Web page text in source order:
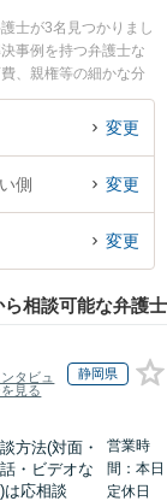
士が3名見つかりまし
事例を持つ弁護士な
、親権等の細かな分
務所の田口 博貴弁護
弁護士、すぎうら法
求したい側のトラブ
談無料で慰謝料請求
談予約したい』など
変更
側 変更
変更
相談可能な弁護士
タビュ
見る
静岡県
方法(対面・
・ビデオな
は応相談
営業時
間：本日
定休日